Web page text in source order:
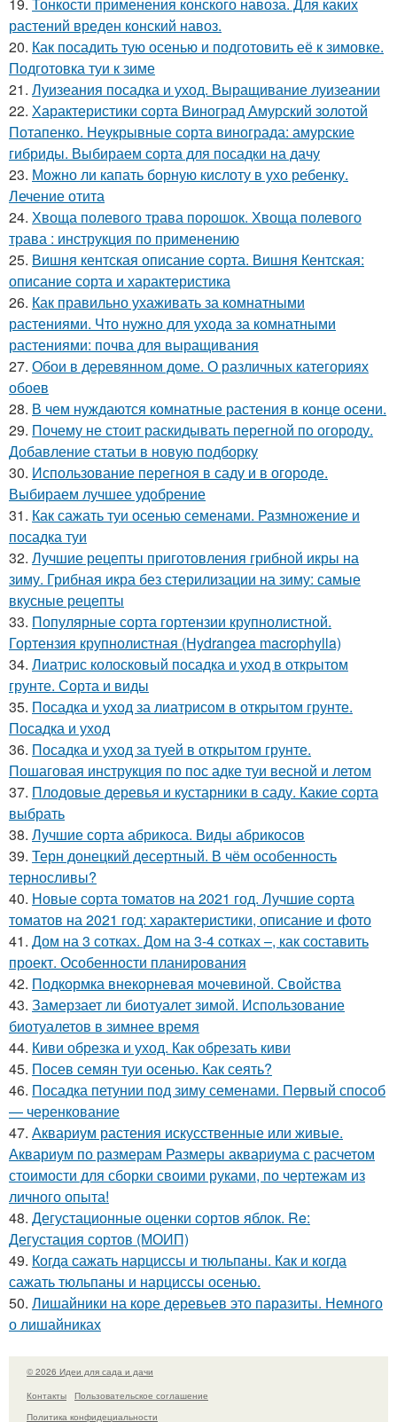
растений вреден конский навоз.
20. Как посадить тую осенью и подготовить её к зимовке.
Подготовка туи к зиме
21. Луизеания посадка и уход. Выращивание луизеании
22. Характеристики сорта Виноград Амурский золотой
Потапенко. Неукрывные сорта винограда: амурские
гибриды. Выбираем сорта для посадки на дачу
23. Можно ли капать борную кислоту в ухо ребенку.
Лечение отита
24. Хвоща полевого трава порошок. Хвоща полевого
трава : инструкция по применению
25. Вишня кентская описание сорта. Вишня Кентская:
описание сорта и характеристика
26. Как правильно ухаживать за комнатными
растениями. Что нужно для ухода за комнатными
растениями: почва для выращивания
27. Обои в деревянном доме. О различных категориях
обоев
28. В чем нуждаются комнатные растения в конце осени.
29. Почему не стоит раскидывать перегной по огороду.
Добавление статьи в новую подборку
30. Использование перегноя в саду и в огороде.
Выбираем лучшее удобрение
31. Как сажать туи осенью семенами. Размножение и
посадка туи
32. Лучшие рецепты приготовления грибной икры на
зиму. Грибная икра без стерилизации на зиму: самые
вкусные рецепты
33. Популярные сорта гортензии крупнолистной.
Гортензия крупнолистная (Hydrangea macrophylla)
34. Лиатрис колосковый посадка и уход в открытом
грунте. Сорта и виды
35. Посадка и уход за лиатрисом в открытом грунте.
Посадка и уход
36. Посадка и уход за туей в открытом грунте.
Пошаговая инструкция по пос адке туи весной и летом
37. Плодовые деревья и кустарники в саду. Какие сорта
выбрать
38. Лучшие сорта абрикоса. Виды абрикосов
39. Терн донецкий десертный. В чём особенность
терносливы?
40. Новые сорта томатов на 2021 год. Лучшие сорта
томатов на 2021 год: характеристики, описание и фото
41. Дом на 3 сотках. Дом на 3-4 сотках –, как составить
проект. Особенности планирования
42. Подкормка внекорневая мочевиной. Свойства
43. Замерзает ли биотуалет зимой. Использование
биотуалетов в зимнее время
44. Киви обрезка и уход. Как обрезать киви
45. Посев семян туи осенью. Как сеять?
46. Посадка петунии под зиму семенами. Первый способ
— черенкование
47. Аквариум растения искусственные или живые.
Аквариум по размерам Размеры аквариума с расчетом
стоимости для сборки своими руками, по чертежам из
личного опыта!
48. Дегустационные оценки сортов яблок. Re:
Дегустация сортов (МОИП)
49. Когда сажать нарциссы и тюльпаны. Как и когда
сажать тюльпаны и нарциссы осенью.
50. Лишайники на коре деревьев это паразиты. Немного
о лишайниках
© 2026 Идеи для сада и дачи
Контакты
Пользовательское соглашение
Политика конфидециальности